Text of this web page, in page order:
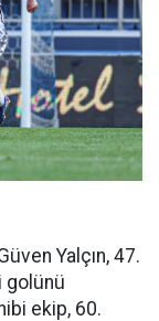
Yalçın, 47.
golünü
ekip, 60.